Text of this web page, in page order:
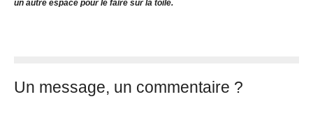
un autre espace pour le faire sur la toile.
Un message, un commentaire ?